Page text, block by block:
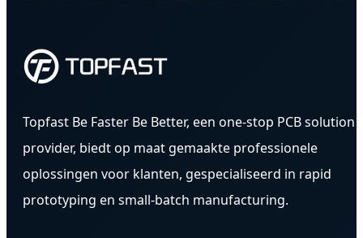
Topfast Be Faster Be Better, een one-stop PCB solution
provider, biedt op maat gemaakte professionele
oplossingen voor klanten, gespecialiseerd in rapid
prototyping en small-batch manufacturing.